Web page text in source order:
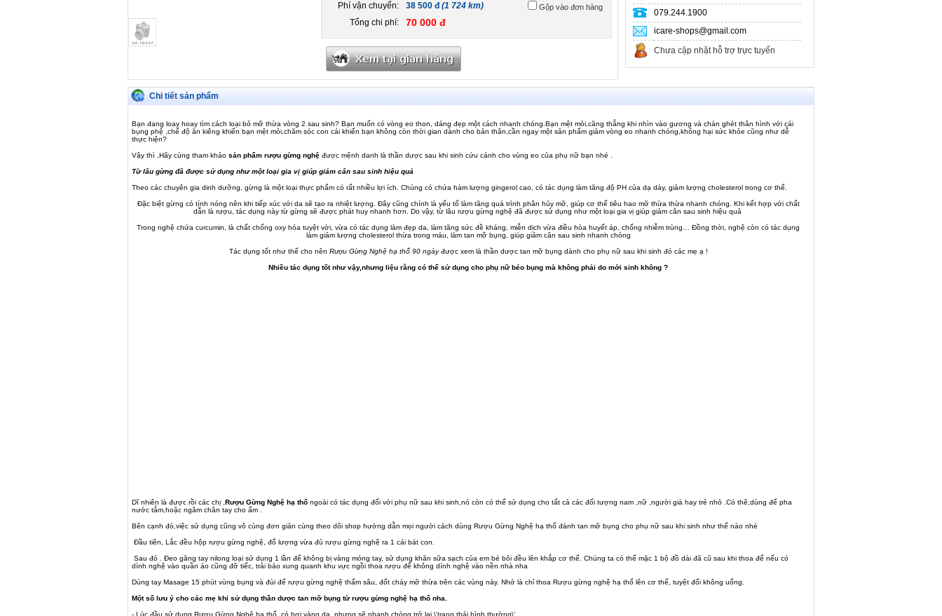
Phí vận chuyển:
38 500 đ(1 724 km) Gộp vào đơn hàng
Tổng chi phí: 70 000 đ
079.244.1900
icare-shops@gmail.com
Chưa cập nhật hỗ trợ trực tuyến
Chi tiết sản phẩm
Bạn đang loay hoay tìm cách loại bỏ mỡ thừa vòng 2 sau sinh? Bạn muốn có vòng eo thon, dáng đẹp một cách nhanh chóng.Bạn mệt mỏi,căng thẳng khi nhìn vào gương và chán ghét thân hình với cái
bụng phệ ,chế độ ăn kiêng khiến bạn mệt mỏi,chăm sóc con cái khiến bạn không còn thời gian dành cho bản thân,cần ngay một sản phẩm giảm vòng eo nhanh chóng,không hại sức khỏe cũng như dễ
thực hiện?
Vậy thì ,Hãy cùng tham khảo sản phẩm rượu gừng nghệ được mệnh danh là thần dược sau khi sinh cứu cánh cho vùng eo của phụ nữ bạn nhé .
Từ lâu gừng đã được sử dụng như một loại gia vị giúp giảm cân sau sinh hiệu quả
Theo các chuyên gia dinh dưỡng, gừng là một loại thực phẩm có rất nhiều lợi ích. Chúng có chứa hàm lượng gingerol cao, có tác dụng làm tăng độ PH của dạ dày, giảm lượng cholesterol trong cơ thể.
Đặc biệt gừng có tính nóng nên khi tiếp xúc với da sẽ tạo ra nhiệt lượng. Đây cũng chính là yếu tố làm tăng quá trình phân hủy mỡ, giúp cơ thể tiêu hao mỡ thừa thừa nhanh chóng. Khi kết hợp với chất
dẫn là rượu, tác dụng này từ gừng sẽ được phát huy nhanh hơn. Do vậy, từ lâu rượu gừng nghệ đã được sử dụng như một loại gia vị giúp giảm cân sau sinh hiệu quả
Trong nghệ chứa curcumin, là chất chống oxy hóa tuyệt vời, vừa có tác dụng làm đẹp da, làm tăng sức đề kháng, miễn dịch vừa điều hòa huyết áp, chống nhiễm trùng… Đồng thời, nghệ còn có tác dụng
làm giảm lượng cholesterol thừa trong máu, làm tan mỡ bụng, giúp giảm cân sau sinh nhanh chóng
Tác dụng tốt như thế cho nên Rượu Gừng Nghệ hạ thổ 90 ngàyđược xem là thần dược tan mỡ bụng dành cho phụ nữ sau khi sinh đó các mẹ ạ !
Nhiều tác dụng tốt như vậy,nhưng liệu rằng có thể sử dụng cho phụ nữ béo bụng mà không phải do mới sinh không ?
Dĩ nhiên là được rồi các chị , Rượu Gừng Nghệ hạ thổ ngoài có tác dụng đối với phụ nữ sau khi sinh,nó còn có thể sử dụng cho tất cả các đối tượng nam ,nữ ,người già hay trẻ nhỏ .Có thê,dùng để pha
nước tắm,hoặc ngâm chân tay cho ấm .
Bên cạnh đó,việc sử dụng cũng vô cùng đơn giản cùng theo dõi shop hướng dẫn mọi người cách dùng Rượu Gừng Nghệ hạ thổ đánh tan mỡ bụng cho phụ nữ sau khi sinh như thế nào nhé
Đầu tiên, Lắc đều hộp rượu gừng nghệ, đổ lượng vừa đủ rượu gừng nghệ ra 1 cái bát con.
Sau đó . Đeo găng tay nilong loại sử dụng 1 lần để không bị vàng móng tay, sử dụng khăn sữa sạch của em bé bôi đều lên khắp cơ thể. Chúng ta có thể mặc 1 bộ đồ dài đã cũ sau khi thoa để nếu có
dính nghệ vào quần áo cũng đỡ tiếc, trải báo xung quanh khu vực ngồi thoa rượu để không dính nghệ vào nền nhà nha
Dùng tay Masage 15 phút vùng bụng và đùi để rượu gừng nghệ thấm sâu, đốt cháy mỡ thừa trên các vùng này. Nhớ là chỉ thoa Rượu gừng nghệ hạ thổ lên cơ thể, tuyệt đối không uống.
Một số lưu ý cho các mẹ khi sử dụng thần dược tan mỡ bụng từ rượu gừng nghệ hạ thổ nha.
- Lúc đầu sử dụng Rượu Gừng Nghệ hạ thổ có hơi vàng da, nhưng sẽ nhanh chóng trở lại \'trạng thái bình thường\'.